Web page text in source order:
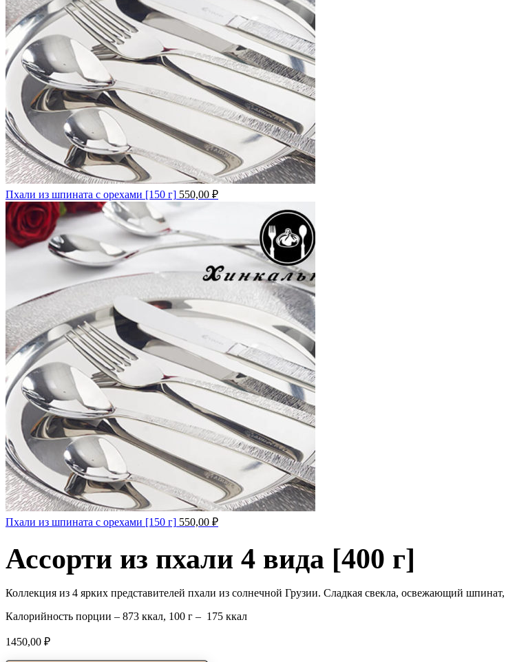
Пхали из шпината с орехами [150 г] 550,00 ₽
Пхали из шпината с орехами [150 г] 550,00 ₽
Ассорти из пхали 4 вида [400 г]
Коллекция из 4 ярких представителей пхали из солнечной Грузии. Сладкая свекла, освежающий шпинат,
Калорийность порции – 873 ккал, 100 г – 175 ккал
1450,00 ₽